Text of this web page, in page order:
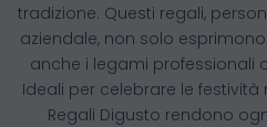
tradizione. Questi regali,
aziendale, non solo
anche i legami professionali
Ideali per celebrare le festività
Regali Digusto rendono